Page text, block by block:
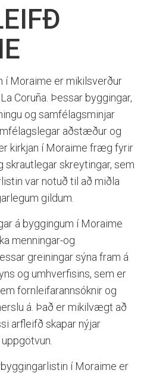
í Moraime er mikilsverður
Coruña. Þessar byggingar,
og samfélagsminjar
aðstæður og
kirkjan í Moraime fræg fyrir
skrautlegar skreytingar, sem
var notuð til að miðla
gildum.
á byggingum í Moraime
menningar-og
greiningar sýna fram á
og umhverfisins, sem er
fornleifarannsóknir og
á. Það er mikilvægt að
arfleifð skapar nýjar
í Moraime er